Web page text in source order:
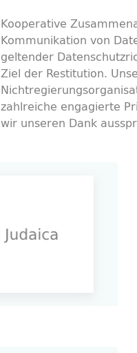
Kooperative
Kommunikation von
geltender
Ziel der Restitution.
zahlreiche engagierte
wir unseren Dank